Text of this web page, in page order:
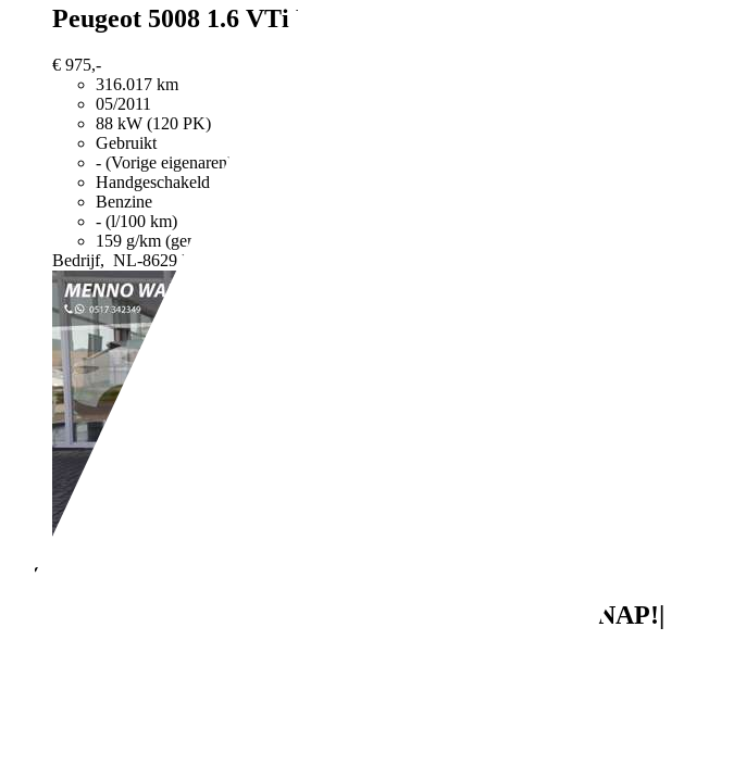
Peugeot 5008 1.6 VTi Blue Lease 7 Persoons
€ 975,-
316.017 km
05/2011
88 kW (120 PK)
Gebruikt
- (Vorige eigenaren)
Handgeschakeld
Benzine
- (l/100 km)
159 g/km (gem.)
Meer informatie over het brandstofverbruik en CO2-uitstoot van nieuwe
Bedrijf, NL-8629 EG SCHARNEGOUTUM
0.9 TwinAir Easy|Airco|Elek. Ramen|NAP!|